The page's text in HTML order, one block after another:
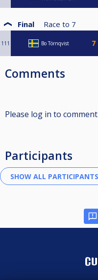
Final Race to 7
111 Bo Törnqvist
Comments
Please log in to comment
Participants